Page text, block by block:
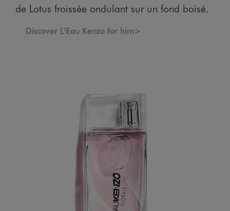
de Lotus froissée ondulant sur un fond boisé.
Discover L'Eau Kenzo for him>